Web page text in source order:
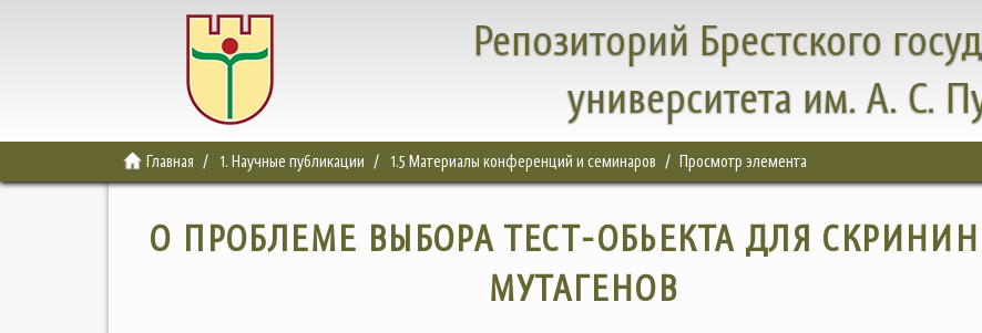
Репозиторий Брестского
университета им. А. С.
Главная 1. Научные публикации 1.5 Материалы конференций и семинаров Просмотр элемента
О ПРОБЛЕМЕ ВЫБОРА ТЕСТ-ОБЬЕКТА ДЛЯ
МУТАГЕНОВ